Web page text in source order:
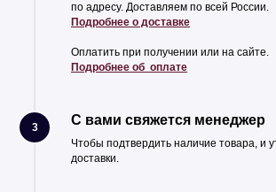
по адресу. Доставляем по всей России.
Подробнее о доставке
Оплатить при получении или на сайте.
Подробнее об оплате
3 С вами свяжется менеджер
Чтобы подтвердить наличие товара, и
доставки.